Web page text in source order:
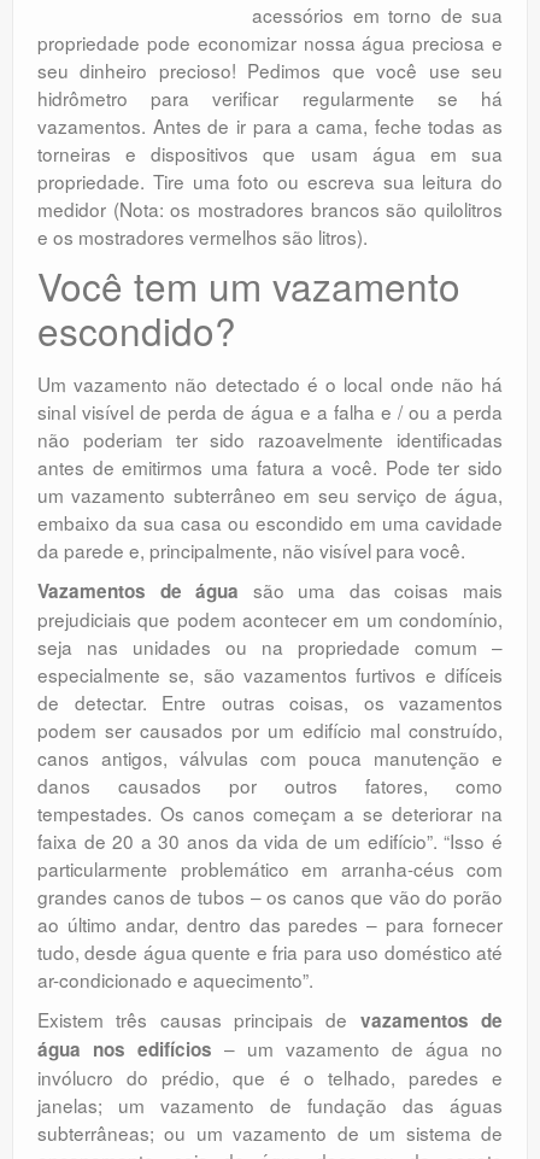
acessórios em torno de sua
propriedade pode economizar nossa água preciosa e
seu dinheiro precioso! Pedimos que você use seu
hidrômetro para verificar regularmente se há
vazamentos. Antes de ir para a cama, feche todas as
torneiras e dispositivos que usam água em sua
propriedade. Tire uma foto ou escreva sua leitura do
medidor (Nota: os mostradores brancos são quilolitros
e os mostradores vermelhos são litros).
Você tem um vazamento
escondido?
Um vazamento não detectado é o local onde não há
sinal visível de perda de água e a falha e / ou a perda
não poderiam ter sido razoavelmente identificadas
antes de emitirmos uma fatura a você. Pode ter sido
um vazamento subterrâneo em seu serviço de água,
embaixo da sua casa ou escondido em uma cavidade
da parede e, principalmente, não visível para você.
Vazamentos de água são uma das coisas mais
prejudiciais que podem acontecer em um condomínio,
seja nas unidades ou na propriedade comum –
especialmente se, são vazamentos furtivos e difíceis
de detectar. Entre outras coisas, os vazamentos
podem ser causados ​​por um edifício mal construído,
canos antigos, válvulas com pouca manutenção e
danos causados ​​por outros fatores, como
tempestades. Os canos começam a se deteriorar na
faixa de 20 a 30 anos da vida de um edifício”. “Isso é
particularmente problemático em arranha-céus com
grandes canos de tubos – os canos que vão do porão
ao último andar, dentro das paredes – para fornecer
tudo, desde água quente e fria para uso doméstico até
ar-condicionado e aquecimento”.
Existem três causas principais de vazamentos de
água nos edifícios – um vazamento de água no
invólucro do prédio, que é o telhado, paredes e
janelas; um vazamento de fundação das águas
subterrâneas; ou um vazamento de um sistema de